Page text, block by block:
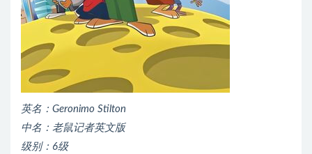
英名：Geronimo Stilton
中名：老鼠记者英文版
级别：6级